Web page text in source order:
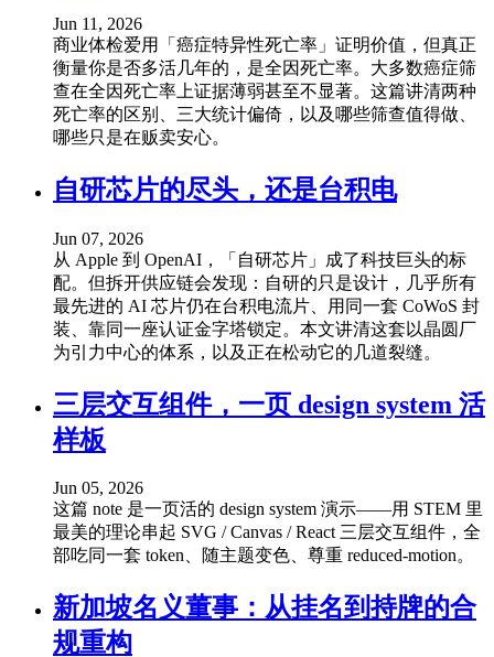
Jun 11, 2026
商业体检爱用「癌症特异性死亡率」证明价值，但真正
衡量你是否多活几年的，是全因死亡率。大多数癌症筛
查在全因死亡率上证据薄弱甚至不显著。这篇讲清两种
死亡率的区别、三大统计偏倚，以及哪些筛查值得做、
哪些只是在贩卖安心。
自研芯片的尽头，还是台积电
Jun 07, 2026
从 Apple 到 OpenAI，「自研芯片」成了科技巨头的标
配。但拆开供应链会发现：自研的只是设计，几乎所有
最先进的 AI 芯片仍在台积电流片、用同一套 CoWoS 封
装、靠同一座认证金字塔锁定。本文讲清这套以晶圆厂
为引力中心的体系，以及正在松动它的几道裂缝。
三层交互组件，一页 design system 活
样板
Jun 05, 2026
这篇 note 是一页活的 design system 演示——用 STEM 里
最美的理论串起 SVG / Canvas / React 三层交互组件，全
部吃同一套 token、随主题变色、尊重 reduced-motion。
新加坡名义董事：从挂名到持牌的合
规重构